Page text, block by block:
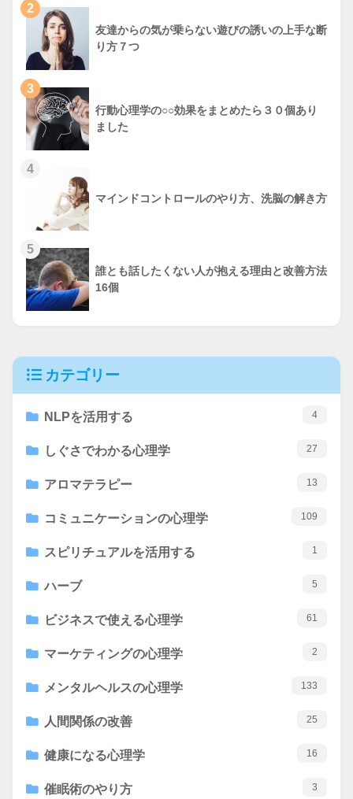
2
友達からの気が乗らない遊びの誘いの上手な断
り方７つ
3
行動心理学の○○効果をまとめたら３０個あり
ました
4
マインドコントロールのやり方、洗脳の解き方
5
誰とも話したくない人が抱える理由と改善方法
16個
カテゴリー
NLPを活用する 4
しぐさでわかる心理学 27
アロマテラピー 13
コミュニケーションの心理学 109
スピリチュアルを活用する 1
ハーブ 5
ビジネスで使える心理学 61
マーケティングの心理学 2
メンタルヘルスの心理学 133
人間関係の改善 25
健康になる心理学 16
催眠術のやり方 3